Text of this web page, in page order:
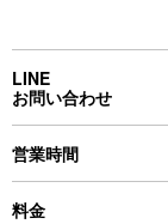
LINE
お問い合わせ
営業時間
料金